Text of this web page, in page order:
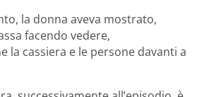
la donna aveva mostrato,
facendo vedere,
la cassiera e le persone davanti a